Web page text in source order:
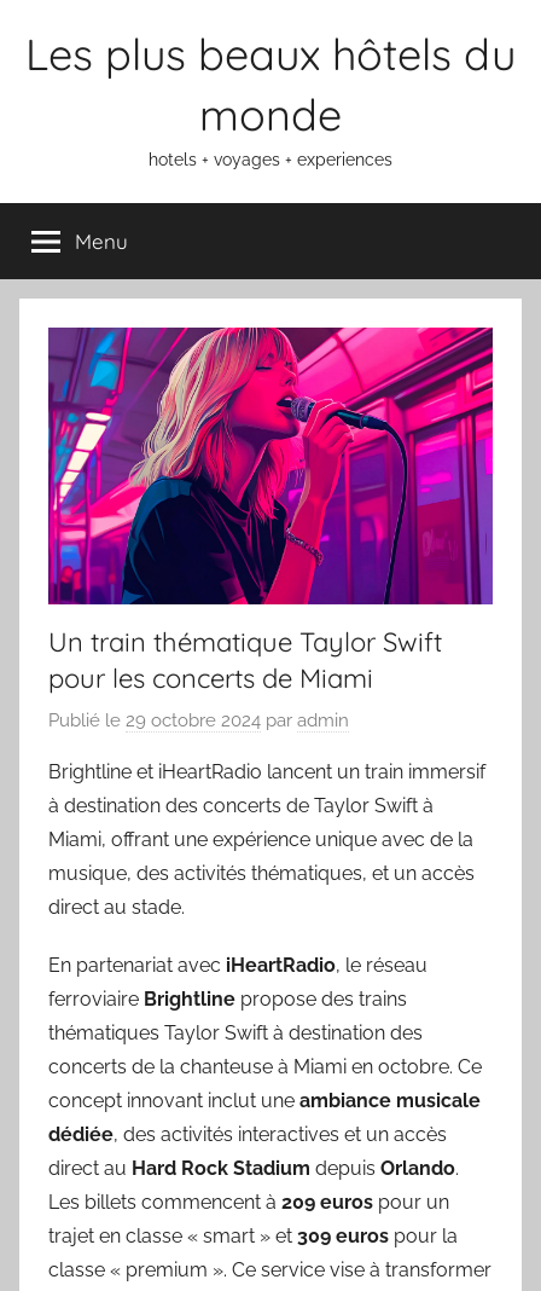
Les plus beaux hôtels du
monde
hotels + voyages + experiences
Menu
Un train thématique Taylor Swift
pour les concerts de Miami
Publié le 29 octobre 2024 par admin
Brightline et iHeartRadio lancent un train immersif
à destination des concerts de Taylor Swift à
Miami, offrant une expérience unique avec de la
musique, des activités thématiques, et un accès
direct au stade.
En partenariat avec iHeartRadio, le réseau
ferroviaire Brightline propose des trains
thématiques Taylor Swift à destination des
concerts de la chanteuse à Miami en octobre. Ce
concept innovant inclut une ambiance musicale
dédiée, des activités interactives et un accès
direct au Hard Rock Stadium depuis Orlando.
Les billets commencent à 209 euros pour un
trajet en classe « smart » et 309 euros pour la
classe « premium ». Ce service vise à transformer